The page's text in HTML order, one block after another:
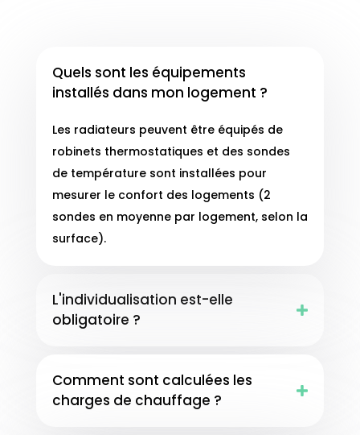
Quels sont les équipements
installés dans mon logement ?
Les radiateurs peuvent être équipés de
robinets thermostatiques et des sondes
de température sont installées pour
mesurer le confort des logements (2
sondes en moyenne par logement, selon la
surface).
L'individualisation est-elle
obligatoire ?
Comment sont calculées les
charges de chauffage ?